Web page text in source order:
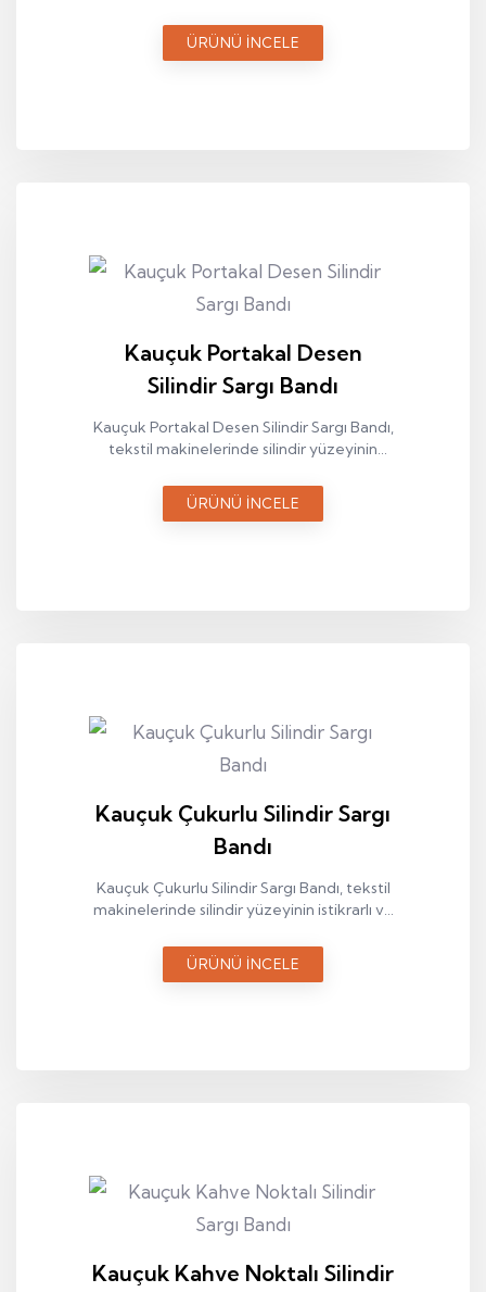
çalışmasını sağlayan teknik bir sargı
elemanıdır.
ÜRÜNÜ İNCELE
Kauçuk Portakal Desen
Silindir Sargı Bandı
Kauçuk Portakal Desen Silindir Sargı Bandı,
tekstil makinelerinde silindir yüzeyinin
teknik bir sargı elemanıdır.
ÜRÜNÜ İNCELE
Kauçuk Çukurlu Silindir Sargı
Bandı
Kauçuk Çukurlu Silindir Sargı Bandı, tekstil
makinelerinde silindir yüzeyinin istikrarlı ve
bir sargı elemanıdır.
ÜRÜNÜ İNCELE
Kauçuk Kahve Noktalı Silindir